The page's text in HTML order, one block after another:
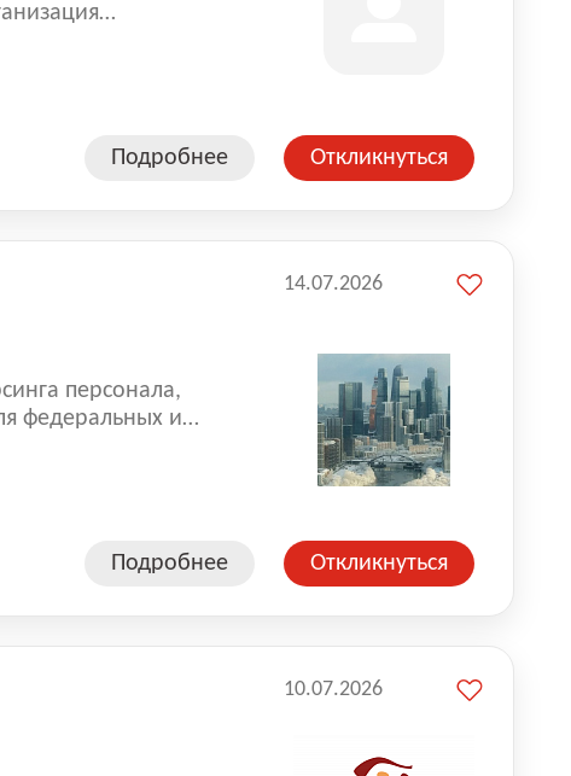
Подробнее Откликнуться
персонала,
федеральных и
компаниями из
Подробнее
14.07.2026
Откликнуться
10.07.2026